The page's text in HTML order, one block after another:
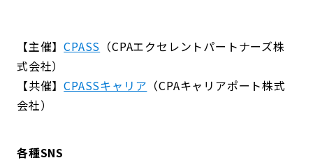
【主催】CPASS （CPAエクセレントパートナーズ株
式会社）
【共催】CPASSキャリア （CPAキャリアポート株式
会社）
各種SNS